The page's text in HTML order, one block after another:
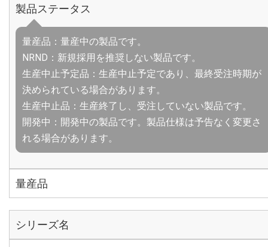
製品ステータス
量産品：量産中の製品です。
NRND：新規採用を推奨しない製品です。
生産中止予定品：生産中止予定であり、最終受注時期が
決められている場合があります。
生産中止品：生産終了し、受注していない製品です。
開発中：開発中の製品です。製品仕様は予告なく変更さ
れる場合があります。
量産品
シリーズ名